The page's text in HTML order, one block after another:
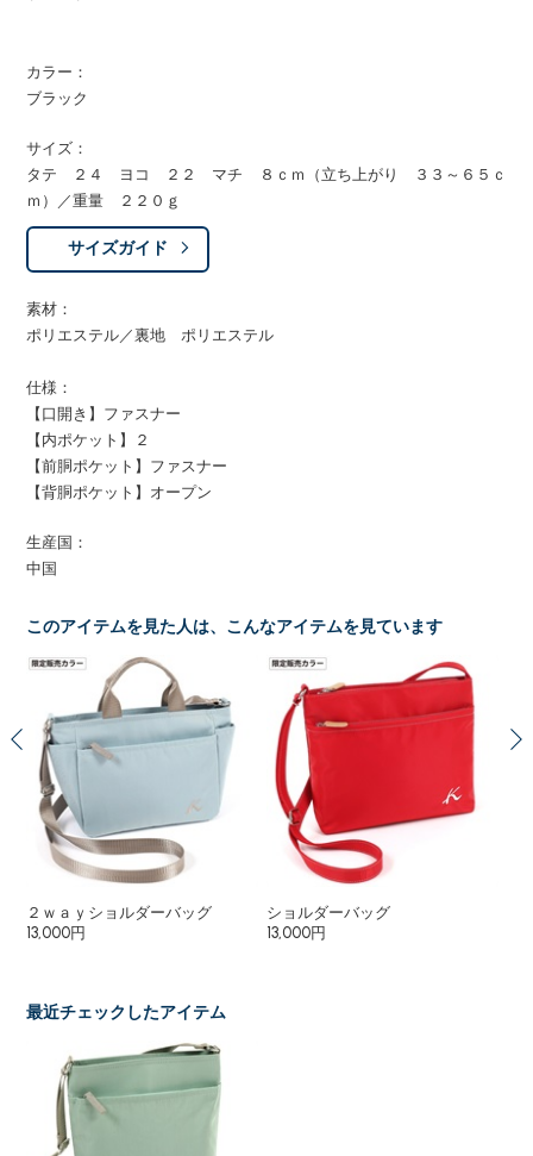
カラー：
ブラック
サイズ：
タテ ２４ ヨコ ２２ マチ ８ｃｍ（立ち上がり ３３～６５ｃ
ｍ）／重量 ２２０ｇ
サイズガイド
素材：
ポリエステル／裏地 ポリエステル
仕様：
【口開き】ファスナー
【内ポケット】２
【前胴ポケット】ファスナー
【背胴ポケット】オープン
生産国：
中国
このアイテムを見た人は、こんなアイテムを見ています
２ｗａｙショルダーバッグ
13,000円
ショルダーバッグ
13,000円
最近チェックしたアイテム